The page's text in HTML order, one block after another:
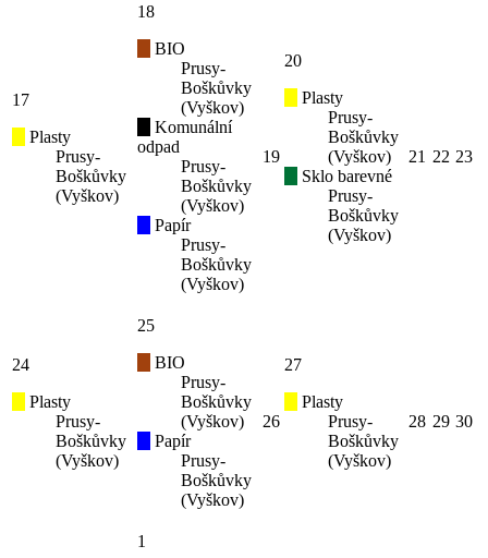
17
Plasty
Prusy-
Boškůvky
(Vyškov)
18
BIO
Prusy-
Boškůvky
(Vyškov)
Komunální
odpad
Prusy-
Boškůvky
(Vyškov)
Papír
Prusy-
Boškůvky
(Vyškov)
19
20
Plasty
Prusy-
Boškůvky
(Vyškov)
Sklo barevné
Prusy-
Boškůvky
(Vyškov)
21 22 23
24
Plasty
Prusy-
Boškůvky
(Vyškov)
25
BIO
Prusy-
Boškůvky
(Vyškov)
Papír
Prusy-
Boškůvky
(Vyškov)
26
27
Plasty
Prusy-
Boškůvky
(Vyškov)
28 29 30
1